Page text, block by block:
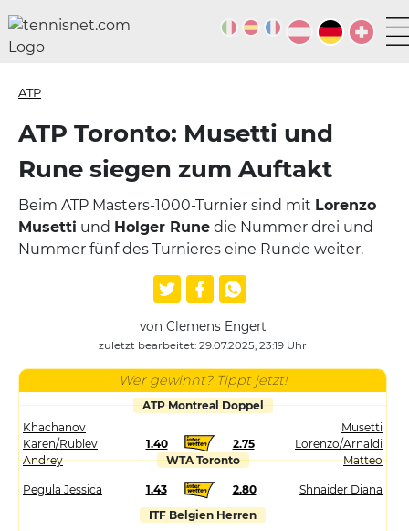
ATP
ATP Toronto: Musetti und
Rune siegen zum Auftakt
Beim ATP Masters-1000-Turnier sind mit Lorenzo
Musetti und Holger Rune die Nummer drei und
Nummer fünf des Turnieres eine Runde weiter.
von Clemens Engert
zuletzt bearbeitet: 29.07.2025, 23:19 Uhr
Wer gewinnt? Tippt jetzt!
ATP Montreal Doppel
Khachanov
Karen/Rublev
Andrey
1.40 2.75
Musetti
Lorenzo/Arnaldi
Matteo
WTA Toronto
Pegula Jessica 1.43 2.80
Shnaider Diana
ITF Belgien Herren